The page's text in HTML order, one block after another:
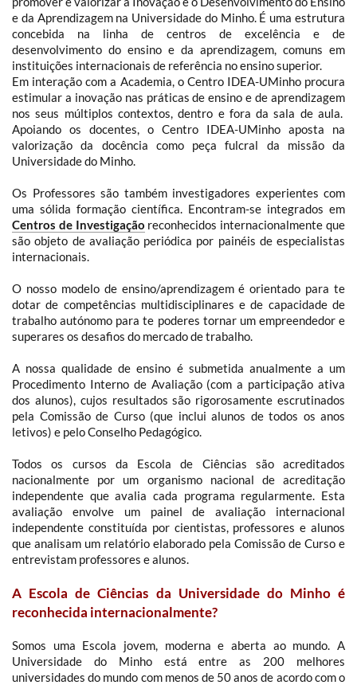
e da Aprendizagem na Universidade do Minho. É uma estrutura
concebida na linha de centros de excelência e de
desenvolvimento do ensino e da aprendizagem, comuns em
instituições internacionais de referência no ensino superior.
Em interação com a Academia, o Centro IDEA-UMinho procura
estimular a inovação nas práticas de ensino e de aprendizagem
nos seus múltiplos contextos, dentro e fora da sala de aula.
Apoiando os docentes, o Centro IDEA-UMinho aposta na
valorização da docência como peça fulcral da missão da
Universidade do Minho.
Os Professores são também investigadores experientes com
uma sólida formação científica. Encontram-se integrados em
Centros de Investigação reconhecidos internacionalmente que
são objeto de avaliação periódica por painéis de especialistas
internacionais.
O nosso modelo de ensino/aprendizagem é orientado para te
dotar de competências multidisciplinares e de capacidade de
trabalho autónomo para te poderes tornar um empreendedor e
superares os desafios do mercado de trabalho.
A nossa qualidade de ensino é submetida anualmente a um
Procedimento Interno de Avaliação (com a participação ativa
dos alunos), cujos resultados são rigorosamente escrutinados
pela Comissão de Curso (que inclui alunos de todos os anos
letivos) e pelo Conselho Pedagógico.
Todos os cursos da Escola de Ciências são acreditados
nacionalmente por um organismo nacional de acreditação
independente que avalia cada programa regularmente. Esta
avaliação envolve um painel de avaliação internacional
independente constituída por cientistas, professores e alunos
que analisam um relatório elaborado pela Comissão de Curso e
entrevistam professores e alunos.
A Escola de Ciências da Universidade do Minho é
reconhecida internacionalmente?
Somos uma Escola jovem, moderna e aberta ao mundo. A
Universidade do Minho está entre as 200 melhores
universidades do mundo com menos de 50 anos de acordo com o